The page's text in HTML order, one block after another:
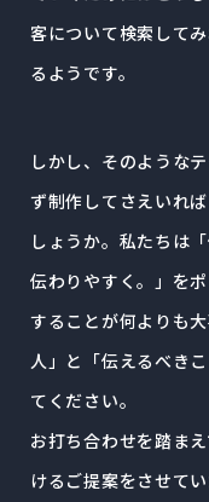
客について検索して
るようです。
しかし、そのような
ず制作してさえいれ
しょうか。私たちは
伝わりやすく。」を
することが何よりも大
人」と「伝えるべき
てください。
お打ち合わせを踏ま
けるご提案をさせてい